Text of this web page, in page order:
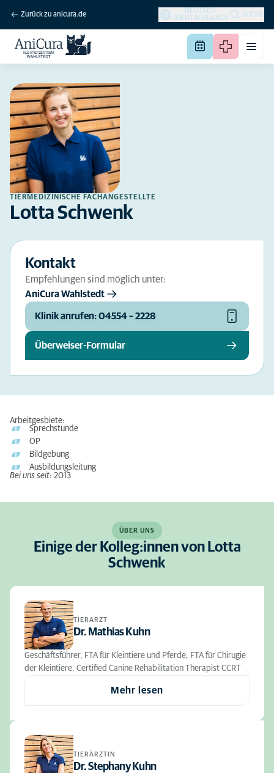
Zurück zu anicura.de
DEUTSCH
(DEUTSCHLAND)
SUCHE
TIERMEDIZINISCHE FACHANGESTELLTE
Lotta Schwenk
Kontakt
Empfehlungen sind möglich unter:
AniCura Wahlstedt
Klinik anrufen: 04554 – 2228
Überweiser-Formular
Arbeitgesbiete:
Sprechstunde
OP
Bildgebung
Ausbildungsleitung
Bei uns seit: 2013
ÜBER UNS
Einige der Kolleg:innen von Lotta
Schwenk
TIERARZT
Dr. Mathias Kuhn
Geschäftsführer, FTA für Kleintiere und Pferde, FTA für Chirugie
der Kleintiere, Certified Canine Rehabilitation Therapist CCRT
Mehr lesen
TIERÄRZTIN
Dr. Stephany Kuhn